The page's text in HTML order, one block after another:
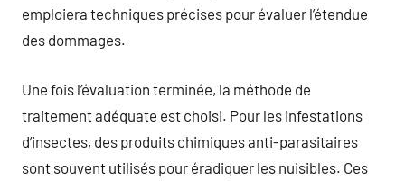
emploiera techniques précises pour évaluer l’étendue
des dommages.
Une fois l’évaluation terminée, la méthode de
traitement adéquate est choisi. Pour les infestations
d’insectes, des produits chimiques anti-parasitaires
sont souvent utilisés pour éradiquer les nuisibles. Ces